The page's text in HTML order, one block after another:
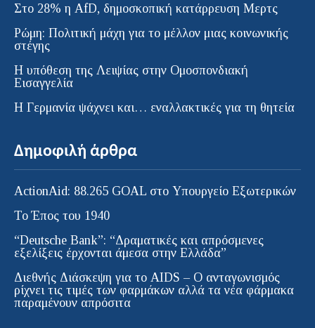
Στο 28% η AfD, δημοσκοπική κατάρρευση Μερτς
Ρώμη: Πολιτική μάχη για το μέλλον μιας κοινωνικής
στέγης
Η υπόθεση της Λειψίας στην Ομοσπονδιακή
Εισαγγελία
H Γερμανία ψάχνει και… εναλλακτικές για τη θητεία
Δημοφιλή άρθρα
ActionAid: 88.265 GOAL στο Υπουργείο Εξωτερικών
Το Έπος του 1940
“Deutsche Bank”: “Δραματικές και απρόσμενες
εξελίξεις έρχονται άμεσα στην Ελλάδα”
Διεθνής Διάσκεψη για το AIDS – Ο ανταγωνισμός
ρίχνει τις τιμές των φαρμάκων αλλά τα νέα φάρμακα
παραμένουν απρόσιτα